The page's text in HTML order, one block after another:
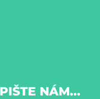
NÁM...